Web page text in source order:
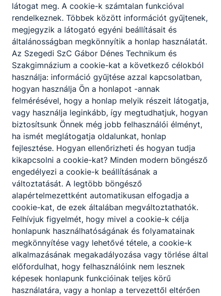
látogat meg. A cookie-k számtalan funkcióval
rendelkeznek. Többek között információt gyűjtenek,
megjegyzik a látogató egyéni beállításait és
általánosságban megkönnyítik a honlap használatát.
Az Szegedi SzC Gábor Dénes Technikum és
Szakgimnázium a cookie-kat a következő célokból
használja: információ gyűjtése azzal kapcsolatban,
hogyan használja Ön a honlapot -annak
felmérésével, hogy a honlap melyik részeit látogatja,
vagy használja leginkább, így megtudhatjuk, hogyan
biztosítsunk Önnek még jobb felhasználói élményt,
ha ismét meglátogatja oldalunkat, honlap
fejlesztése. Hogyan ellenőrizheti és hogyan tudja
kikapcsolni a cookie-kat? Minden modern böngésző
engedélyezi a cookie-k beállításának a
változtatását. A legtöbb böngésző
alapértelmezettként automatikusan elfogadja a
cookie-kat, de ezek általában megváltoztathatók.
Felhívjuk figyelmét, hogy mivel a cookie-k célja
honlapunk használhatóságának és folyamatainak
megkönnyítése vagy lehetővé tétele, a cookie-k
alkalmazásának megakadályozása vagy törlése által
előfordulhat, hogy felhasználóink nem lesznek
képesek honlapunk funkcióinak teljes körű
használatára, vagy a honlap a tervezettől eltérően